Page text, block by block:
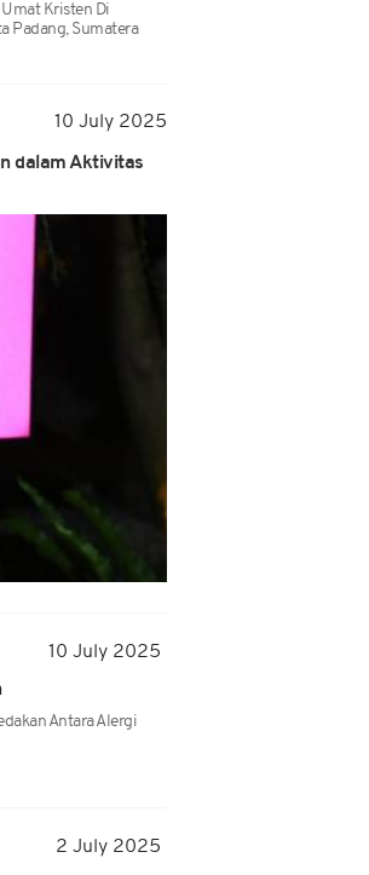
Kristen Di
Padang, Sumatera
10 July 2025
dalam Aktivitas
10 July 2025
Antara Alergi
2 July 2025